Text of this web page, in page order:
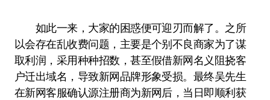
如此一来，大家的困惑便可迎刃而解了。之所
以会存在乱收费问题，主要是个别不良商家为了谋
取利润，采用种种招数，甚至假借新网名义阻挠客
户迁出域名，导致新网品牌形象受损。最终吴先生
在新网客服确认源注册商为新网后，当日即顺利获